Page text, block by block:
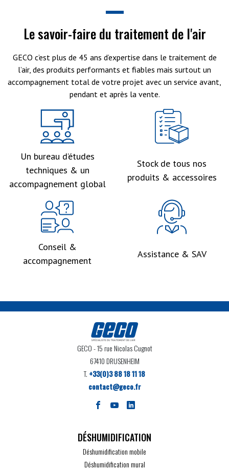
Le savoir-faire du traitement de l'air
GECO c’est plus de 45 ans d’expertise dans le traitement de
l’air, des produits performants et fiables mais surtout un
accompagnement total de votre projet avec un service avant,
pendant et après la vente.
Un bureau d’études
techniques & un
accompagnement global
Stock de tous nos
produits & accessoires
Conseil &
accompagnement
Assistance & SAV
GECO- 15 rue Nicolas Cugnot
67410 DRUSENHEIM
T. +33(0)3 88 18 11 18
contact@geco.fr
DÉSHUMIDIFICATION
Déshumidification mobile
Déshumidification mural